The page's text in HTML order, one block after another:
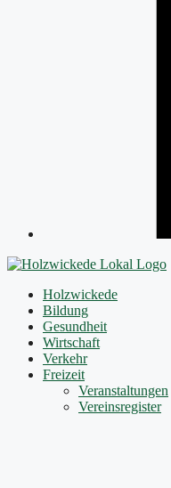
Holzwickede
Bildung
Gesundheit
Wirtschaft
Verkehr
Freizeit
Veranstaltungen
Vereinsregister